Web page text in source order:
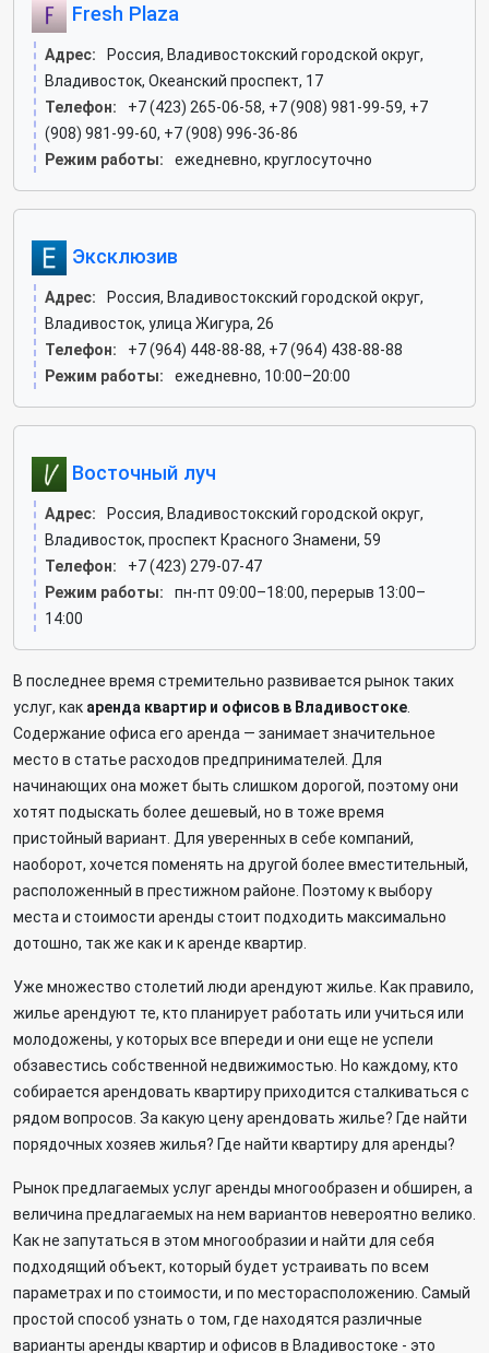
Fresh Plaza
Адрес:
Россия, Владивостокский городской округ,
Владивосток, Океанский проспект, 17
Телефон:
+7 (423) 265-06-58, +7 (908) 981-99-59, +7
(908) 981-99-60, +7 (908) 996-36-86
Режим работы:
ежедневно, круглосуточно
Эксклюзив
Адрес:
Россия, Владивостокский городской округ,
Владивосток, улица Жигура, 26
Телефон:
+7 (964) 448-88-88, +7 (964) 438-88-88
Режим работы:
ежедневно, 10:00–20:00
Восточный луч
Адрес:
Россия, Владивостокский городской округ,
Владивосток, проспект Красного Знамени, 59
Телефон:
+7 (423) 279-07-47
Режим работы:
пн-пт 09:00–18:00, перерыв 13:00–
14:00
В последнее время стремительно развивается рынок таких
услуг, как аренда квартир и офисов в Владивостоке
Содержание офиса его аренда ― занимает значительное
место в статье расходов предпринимателей. Для
начинающих она может быть слишком дорогой, поэтому они
хотят подыскать более дешевый, но в тоже время
пристойный вариант. Для уверенных в себе компаний,
наоборот, хочется поменять на другой более вместительный,
расположенный в престижном районе. Поэтому к выбору
места и стоимости аренды стоит подходить максимально
дотошно, так же как и к аренде квартир.
Уже множество столетий люди арендуют жилье. Как правило,
жилье арендуют те, кто планирует работать или учиться или
молодожены, у которых все впереди и они еще не успели
обзавестись собственной недвижимостью. Но каждому, кто
собирается арендовать квартиру приходится сталкиваться с
рядом вопросов. За какую цену арендовать жилье? Где найти
порядочных хозяев жилья? Где найти квартиру для аренды?
Рынок предлагаемых услуг аренды многообразен и обширен, а
величина предлагаемых на нем вариантов невероятно велико.
Как не запутаться в этом многообразии и найти для себя
подходящий объект, который будет устраивать по всем
параметрах и по стоимости, и по месторасположению. Самый
простой способ узнать о том, где находятся различные
варианты аренды квартир и офисов в Владивостоке - это